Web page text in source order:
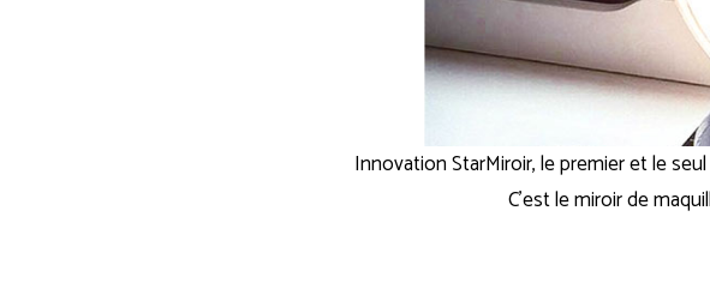
Innovation StarMiroir, le premier et le
C’est le miroir de